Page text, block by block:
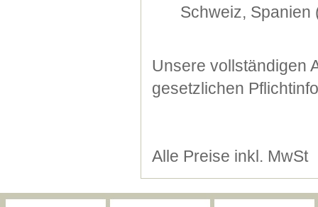
Schweiz, Spanien
Unsere vollständigen
gesetzlichen
Alle Preise inkl. MwSt